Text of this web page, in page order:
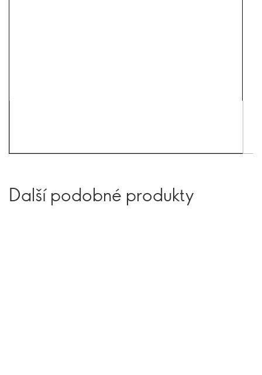
Další podobné produkty